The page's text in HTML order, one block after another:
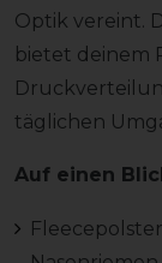
Optik vereint.
bietet deinem
täglichen
Auf einen